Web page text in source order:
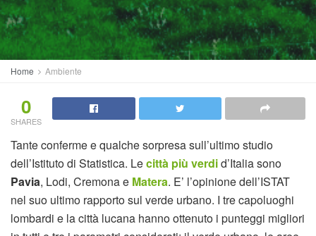
Home Ambiente
0
SHARES
Tante conferme e qualche sorpresa sull’ultimo studio
dell’Istituto di Statistica. Lecittà più verdid’Italia sono
Pavia, Lodi, Cremona e Matera. E’ l’opinione dell’ISTAT
nel suo ultimo rapporto sul verde urbano. I tre capoluoghi
lombardi e la città lucana hanno ottenuto i punteggi migliori